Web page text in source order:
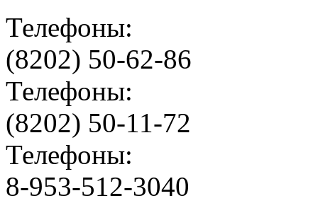
Телефоны:
(8202) 50-62-86
Телефоны:
(8202) 50-11-72
Телефоны:
8-953-512-3040